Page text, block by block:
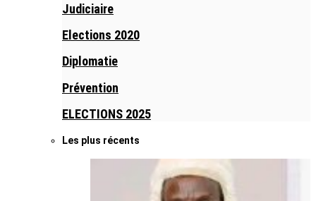
Judiciaire
Elections 2020
Diplomatie
Prévention
ELECTIONS 2025
Les plus récents